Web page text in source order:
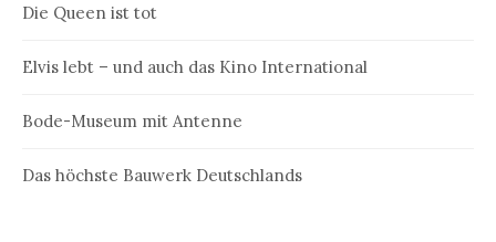
Die Queen ist tot
Elvis lebt – und auch das Kino International
Bode-Museum mit Antenne
Das höchste Bauwerk Deutschlands